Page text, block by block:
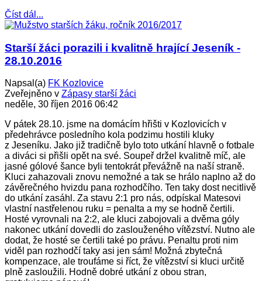
Číst dál...
Starší žáci porazili i kvalitně hrající Jeseník -
28.10.2016
Napsal(a) FK Kozlovice
Zveřejněno v Zápasy starší žáci
neděle, 30 říjen 2016 06:42
V pátek 28.10. jsme na domácím hřišti v Kozlovicích v
předehrávce posledního kola podzimu hostili kluky
z Jeseníku. Jako již tradičně bylo toto utkání hlavně o fotbale
a diváci si přišli opět na své. Soupeř držel kvalitně míč, ale
jasné gólové šance byli tentokrát převážně na naší straně.
Kluci zahazovali znovu nemožné a tak se hrálo naplno až do
závěrečného hvizdu pana rozhodčího. Ten taky dost necitlivě
do utkání zasáhl. Za stavu 2:1 pro nás, odpískal Matesovi
vlastní nastřelenou ruku = penalta a my se hodně čertili.
Hosté vyrovnali na 2:2, ale kluci zabojovali a dvěma góly
nakonec utkání dovedli do zaslouženého vítězství. Nutno ale
dodat, že hosté se čertili také po právu. Penaltu proti nim
viděl pan rozhodčí taky asi jen sám! Možná zbytečná
kompenzace, ale troufáme si říct, že vítězství si kluci určitě
plně zasloužili. Hodně dobré utkání z obou stran,